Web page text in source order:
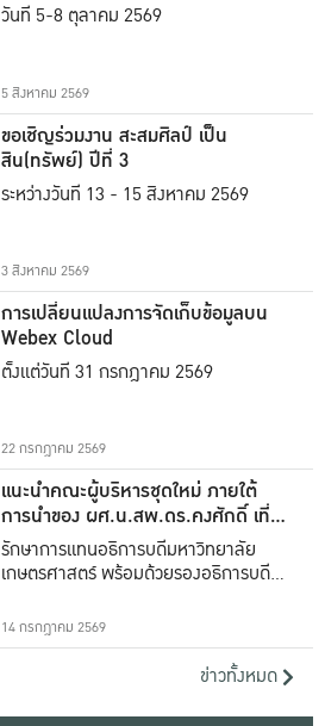
วันที่ 5-8 ตุลาคม 2569
5 สิงหาคม 2569
ขอเชิญร่วมงาน สะสมศิลป์ เป็น
สิน(ทรัพย์) ปีที่ 3
ระหว่างวันที่ 13 - 15 สิงหาคม 2569
3 สิงหาคม 2569
การเปลี่ยนแปลงการจัดเก็บข้อมูลบน
Webex Cloud
ตั้งแต่วันที่ 31 กรกฎาคม 2569
22 กรกฎาคม 2569
แนะนำคณะผู้บริหารชุดใหม่ ภายใต้
การนำของ ผศ.น.สพ.ดร.คงศักดิ์ เที่ยง
ธรรม
รักษาการแทนอธิการบดีมหาวิทยาลัย
เกษตรศาสตร์ พร้อมด้วยรองอธิการบดีทั้ง
14 กรกฎาคม 2569
ข่าวทั้งหมด